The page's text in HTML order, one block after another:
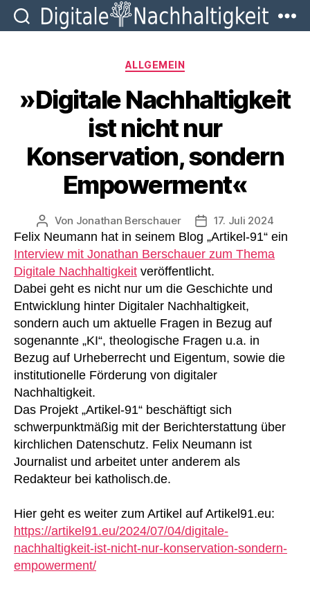
Kategorien
ALLGEMEIN
»Digitale Nachhaltigkeit
ist nicht nur
Konservation, sondern
Empowerment«
Beitragsautor
Von Jonathan Berschauer 17. Juli 2024
Felix Neumann hat in seinem Blog „Artikel-91“ ein
Interview mit Jonathan Berschauer zum Thema
Digitale Nachhaltigkeit veröffentlicht.
Dabei geht es nicht nur um die Geschichte und
Entwicklung hinter Digitaler Nachhaltigkeit,
sondern auch um aktuelle Fragen in Bezug auf
sogenannte „KI“, theologische Fragen u.a. in
Bezug auf Urheberrecht und Eigentum, sowie die
institutionelle Förderung von digitaler
Nachhaltigkeit.
Das Projekt „Artikel-91“ beschäftigt sich
schwerpunktmäßig mit der Berichterstattung über
kirchlichen Datenschutz. Felix Neumann ist
Journalist und arbeitet unter anderem als
Redakteur bei katholisch.de.
Hier geht es weiter zum Artikel auf Artikel91.eu:
https://artikel91.eu/2024/07/04/digitale-
nachhaltigkeit-ist-nicht-nur-konservation-sondern-
empowerment/